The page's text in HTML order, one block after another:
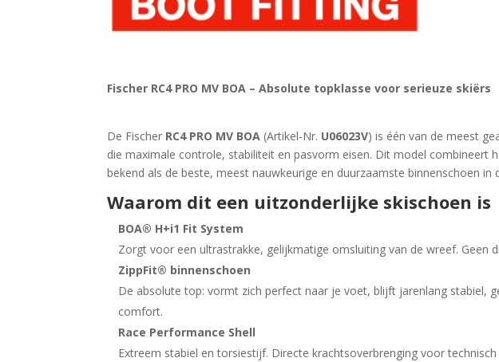
Fischer RC4 PRO MV BOA – Absolute topklasse voor serieuze skiërs
De Fischer RC4 PRO MV BOA (Artikel-Nr. U06023V) is één van de meest
die maximale controle, stabiliteit en pasvorm eisen. Dit model combineert
bekend als de beste, meest nauwkeurige en duurzaamste binnenschoen in
Waarom dit een uitzonderlijke skischoen is
BOA® H+i1 Fit System
Zorgt voor een ultrastrakke, gelijkmatige omsluiting van de wreef. Geen
ZippFit® binnenschoen
De absolute top: vormt zich perfect naar je voet, blijft jarenlang stabiel,
comfort.
Race Performance Shell
Extreem stabiel en torsiestijf. Directe krachtsoverbrenging voor technisch